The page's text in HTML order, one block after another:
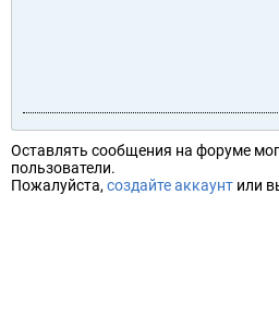
Оставлять сообщения на форуме
пользователи.
Пожалуйста, создайте аккаунт или